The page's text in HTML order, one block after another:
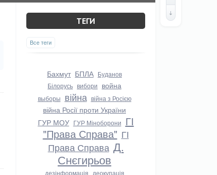
ТЕГИ
Все теги
Бахмут БПЛА Буданов
Білорусь вибори война
выборы війна війна з Росією
війна Росії проти України
ГУР МОУ ГУР Міноборони ГІ
"Права Справа" ГІ
Права Справа Д.
Снєгирьов
дезінформація деокупація